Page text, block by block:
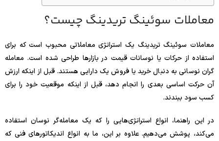
معاملات سوئینگ تریدینگ چیست؟
معاملات سوئینگ تریدینگ یک استراتژی معاملاتی محبوب است که برای
استفاده از حرکات یا نوسانات قیمت در بازارها طراحی شده است. معامله
گران نوسانی به دنبال خرید یا فروش یک دارایی هستند. قبل از اینکه ارزش
آن حرکت اساسی بعدی را انجام دهد، قبل از اینکه موقعیت خود را برای
کسب سود ببندند.
در این راهنما، انواع استراتژی‌هایی را که یک معامله‌گر نوسان استفاده
می‌کند، پوشش می‌دهیم. علاوه بر این، ما به انواع اندیکاتورهای فنی که